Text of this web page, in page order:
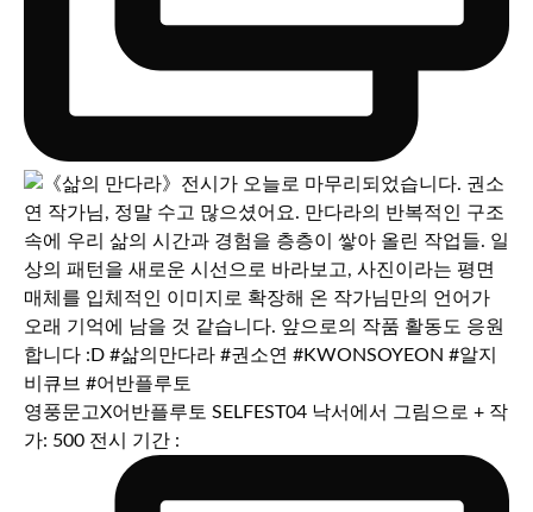
영풍문고X어반플루토 SELFEST04 낙서에서 그림으로 + 작
가: 500 전시 기간 :